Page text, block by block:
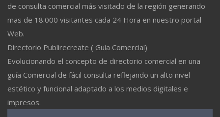
de consulta comercial más visitado de la región generando
mas de 18.000 visitantes cada 24 Hora en nuestro portal
Web.
Directorio Publirecreate ( Guía Comercial)
Evolucionando el concepto de directorio comercial en una
guía Comercial de fácil consulta reflejando un alto nivel
estético y funcional adaptado a los medios digitales e
impresos.